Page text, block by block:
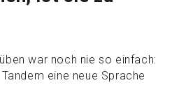
war noch nie so einfach:
eine neue Sprache